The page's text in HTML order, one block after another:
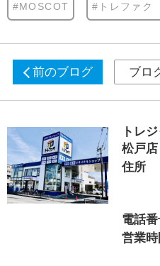
#MOSCOT #トレファク
前のブログ ブロ
トレ
松戸店
住所
電話
営業時